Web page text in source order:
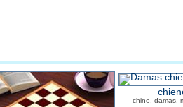
chino, damas,